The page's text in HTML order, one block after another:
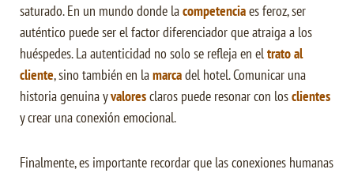
saturado. En un mundo donde lacompetenciaes feroz, ser
auténtico puede ser el factor diferenciador que atraiga a los
huéspedes. La autenticidad no solo se refleja en eltrato al
cliente, sino también en lamarcadel hotel. Comunicar una
historia genuina yvaloresclaros puede resonar con losclientes
y crear una conexión emocional.
Finalmente, es importante recordar que las conexiones humanas